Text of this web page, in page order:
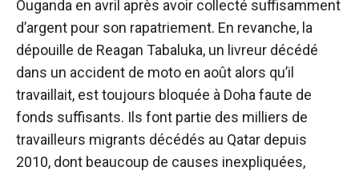
Ouganda en avril après avoir collecté suffisamment
d’argent pour son rapatriement. En revanche, la
dépouille de Reagan Tabaluka, un livreur décédé
dans un accident de moto en août alors qu’il
travaillait, est toujours bloquée à Doha faute de
fonds suffisants. Ils font partie des milliers de
travailleurs migrants décédés au Qatar depuis
2010, dont beaucoup de causes inexpliquées,